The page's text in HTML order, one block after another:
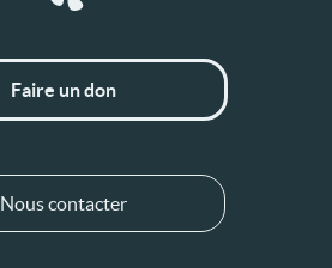
Faire un don
Nous contacter